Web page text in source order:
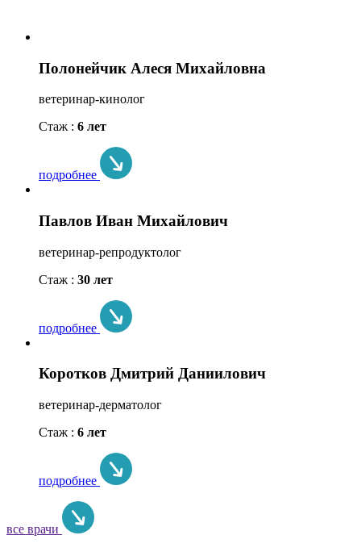
Полонейчик Алеся Михайловна
ветеринар-кинолог
Стаж : 6 лет
подробнее
Павлов Иван Михайлович
ветеринар-репродуктолог
Стаж : 30 лет
подробнее
Коротков Дмитрий Даниилович
ветеринар-дерматолог
Стаж : 6 лет
подробнее
все врачи